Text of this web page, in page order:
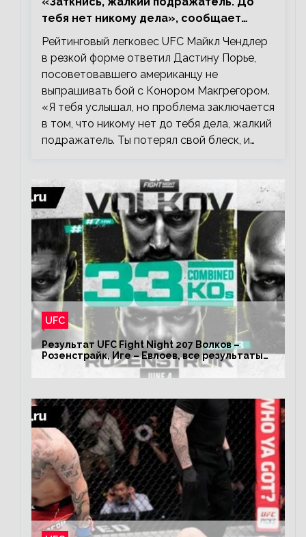
тебя нет никому дела», сообщает
Майкл Чендлер – о словах Порье
Рейтинговый легковес UFC Майкл Чендлер
в резкой форме ответил Дастину Порье,
посоветовавшего американцу не
выпрашивать бой с Конором Макгрегором.
«Я тебя услышал, но проблема заключается
в том, что никому нет до тебя дела, жалкий
подражатель. Ты потерял свой блеск, и…
UFC
Результат UFC Fight Night 207 Волков –
Розенстрайк, Иге – Евлоев, все результаты
турнира ЮФС ФН 207